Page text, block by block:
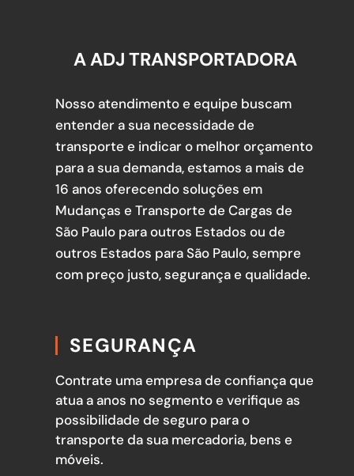
A ADJ TRANSPORTADORA
Nosso atendimento e equipe buscam
entender a sua necessidade de
transporte e indicar o melhor orçamento
para a sua demanda, estamos a mais de
16 anos oferecendo soluções em
Mudanças e Transporte de Cargas de
São Paulo para outros Estados ou de
outros Estados para São Paulo, sempre
com preço justo, segurança e qualidade.
SEGURANÇA
Contrate uma empresa de confiança que
atua a anos no segmento e verifique as
possibilidade de seguro para o
transporte da sua mercadoria, bens e
móveis.